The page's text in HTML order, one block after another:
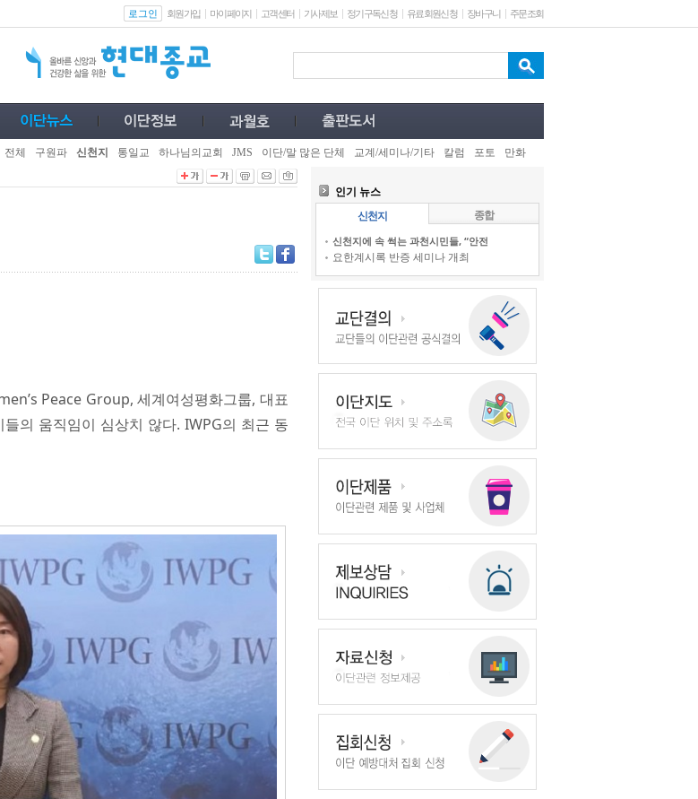
로그인 회원가입 마이페이지 고객센터 기사제보 정기구독신청 유료회원신청 장바구니 주문조회
전체 구원파 신천지 통일교 하나님의교회 JMS 이단/말 많은 단체 교계/세미나/기타 칼럼 포토 만화
Peace Group, 세계여성평화그룹, 대표
의 움직임이 심상치 않다. IWPG의 최근 동
인기 뉴스
신천지
종합
신천지에 속 썩는 과천시민들, “안전
요한계시록 반증 세미나 개최